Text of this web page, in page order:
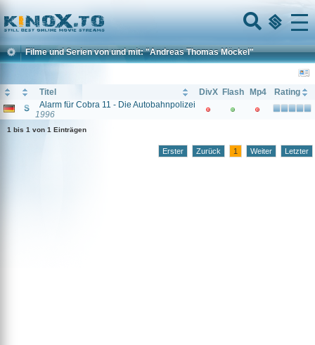
Home
Menu
Filme und Serien von und mit: "Andreas Thomas Möckel"
Titel DivX Flash Mp4
Rating
Alarm für Cobra 11 - Die Autobahnpolizei
1996
1 bis 1 von 1 Einträgen
Erster Zurück 1 Weiter Letzter